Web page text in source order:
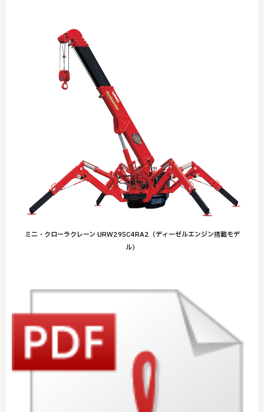
ミニ・クローラクレーン URW295C4RA2（ディーゼルエンジン搭載モデ
ル）